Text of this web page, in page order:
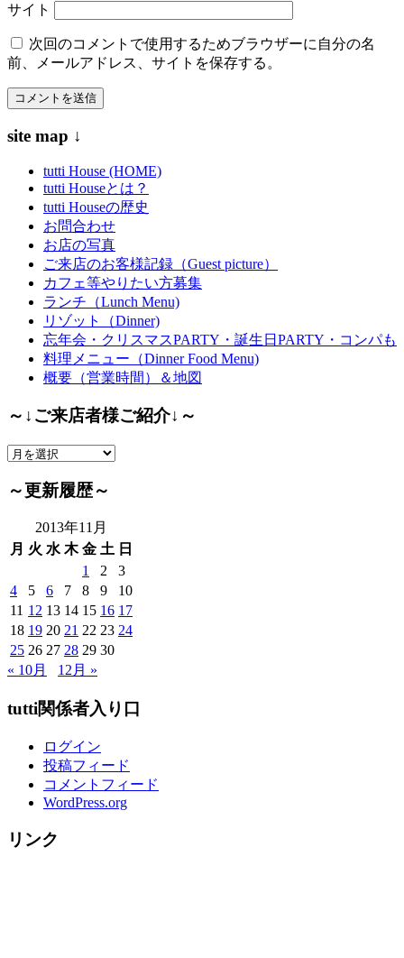
サイト
次回のコメントで使用するためブラウザーに自分の名
前、メールアドレス、サイトを保存する。
site map ↓
tutti House (HOME)
tutti Houseとは？
tutti Houseの歴史
お問合わせ
お店の写真
ご来店のお客様記録（Guest picture）
カフェ等やりたい方募集
ランチ（Lunch Menu)
リゾット（Dinner)
忘年会・クリスマスPARTY・誕生日PARTY・コンパも
料理メニュー（Dinner Food Menu)
概要（営業時間）＆地図
～↓ご来店者様ご紹介↓～
～
ご
者
ご
紹
介
↓
～
～更新履歴～
2013年11月
月 火 水 木 金 土 日
1
2
3
4
5 6 7 8 9
10
11 12 13 14 15 16 17
18 19 20 21 22 23 24
25 26 27 28 29 30
« 10月
12月 »
tutti関係者入り口
ログイン
投稿フィード
コメントフィード
WordPress.org
リンク